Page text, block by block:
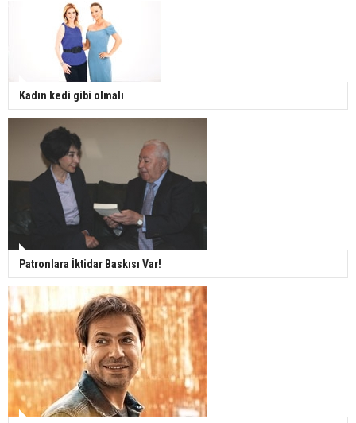
Kadın kedi gibi olmalı
Patronlara İktidar Baskısı Var!